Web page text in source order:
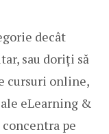
decât
sau doriți să
cursuri online,
eLearning &
pe